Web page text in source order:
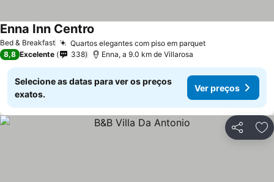
Bed & Breakfast Quartos elegantes com piso em parquet
Enna Inn Centro
8,8 Excelente 338 Enna, a 9.0 km de Villarosa
Selecione as datas para ver os preços
exatos.
Ver preços
Partilhar